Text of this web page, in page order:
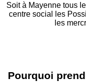
Soit à Mayenne tous
centre social les
les
Pourquoi